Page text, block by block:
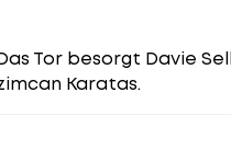
Tor besorgt Davie
Karatas.